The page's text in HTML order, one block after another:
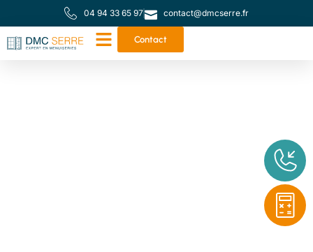
04 94 33 65 97 contact@dmcserre.fr
Contact
Votre partenaire de
proximité pour toutes